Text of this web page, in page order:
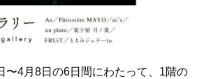
〜4月8日の6日間にわたって、1階の